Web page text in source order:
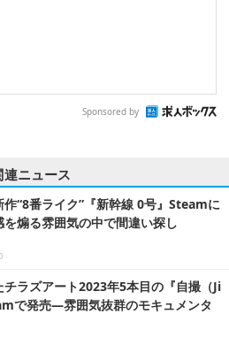
Sponsored by
連ニュース
“8番ライク”『新幹線 0号』Steamに
煽る雰囲気の中で間違い探し
ラズアート2023年5本目の『自撮（Ji
で発売―雰囲気抜群のモキュメンタ